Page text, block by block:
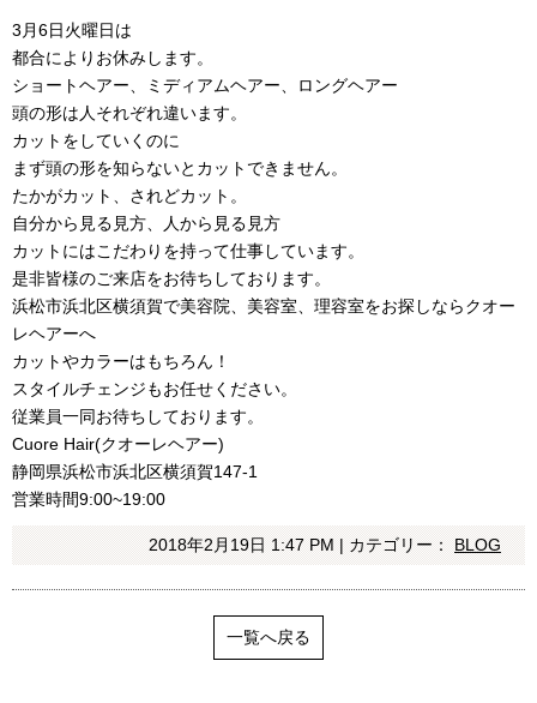
3月6日火曜日は
都合によりお休みします。
ショートヘアー、ミディアムヘアー、ロングヘアー
頭の形は人それぞれ違います。
カットをしていくのに
まず頭の形を知らないとカットできません。
たかがカット、されどカット。
自分から見る見方、人から見る見方
カットにはこだわりを持って仕事しています。
是非皆様のご来店をお待ちしております。
浜松市浜北区横須賀で美容院、美容室、理容室をお探しならクオー
レヘアーへ
カットやカラーはもちろん！
スタイルチェンジもお任せください。
従業員一同お待ちしております。
Cuore Hair(クオーレヘアー)
静岡県浜松市浜北区横須賀147-1
営業時間9:00~19:00
2018年2月19日 1:47 PM | カテゴリー：BLOG
一覧へ戻る